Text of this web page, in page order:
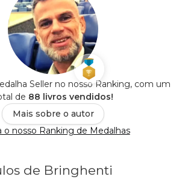
Seller no nosso Ranking, com um
de 88 livros vendidos!
Mais sobre o autor
o nosso Ranking de Medalhas
de Bringhenti